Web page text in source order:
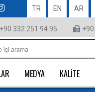
TR EN AR
+90 332 251 94 95
MEDYA KALİTE